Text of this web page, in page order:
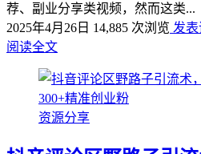
荐、副业分享类视频，然而这类...
2025年4月26日 14,885 次浏览 发
阅读全文
资源分享